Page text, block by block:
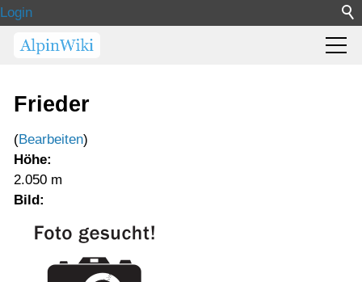
Login
Frieder
(Bearbeiten)
Höhe:
2.050 m
Bild: